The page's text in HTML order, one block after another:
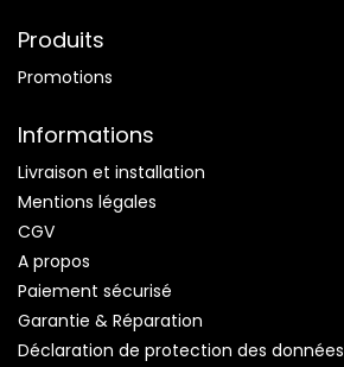
Produits
Promotions
Informations
Livraison et installation
Mentions légales
CGV
A propos
Paiement sécurisé
Garantie & Réparation
Déclaration de protection des données